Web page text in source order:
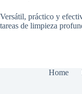
Versátil, práctico y
tareas de limpieza
Home